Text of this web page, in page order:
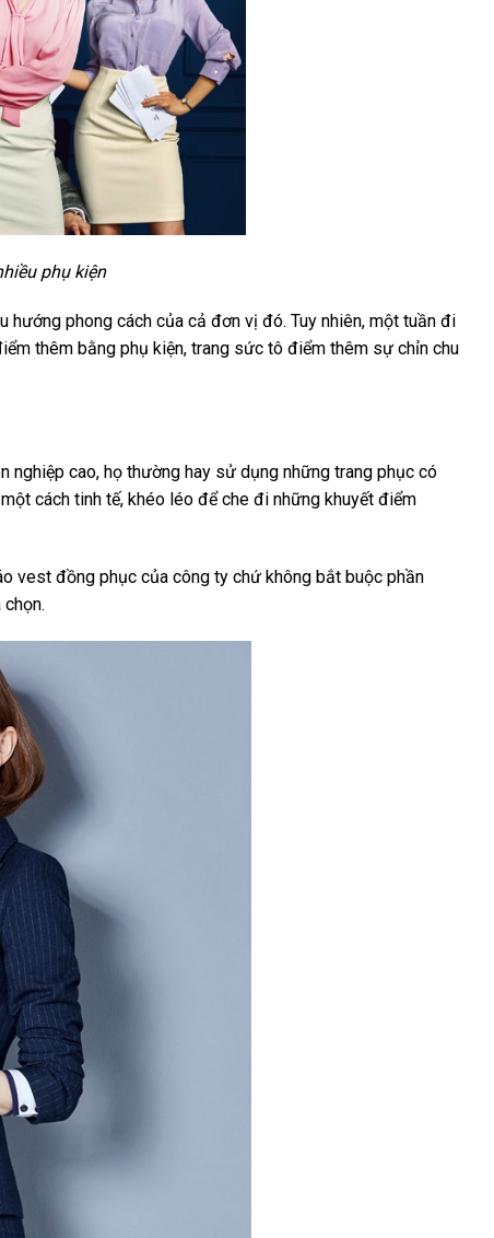
phụ kiện
hướng phong cách của cả đơn vị đó. Tuy nhiên, một tuần đi
thêm bằng phụ kiện, trang sức tô điểm thêm sự chỉn chu
cao, họ thường hay sử dụng những trang phục có
cách tinh tế, khéo léo để che đi những khuyết điểm
vest đồng phục của công ty chứ không bắt buộc phần